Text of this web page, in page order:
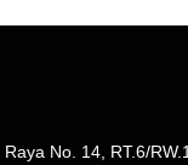
No. 14, RT.6/